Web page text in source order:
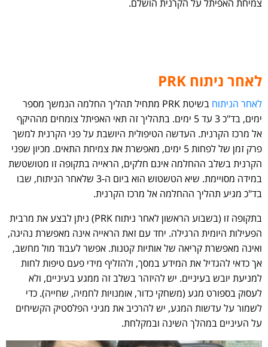
צמיחת האפיתל על הקרנית הושלם.
לאחר ניתוח PRK
לאחר הניתוח
בשיטת PRK מתחיל תהליך החלמה הנמשך מספר
ימים, בד"כ 3 עד 5 ימים. בתהליך זה תאי האפיתל צומחים מההיקף
אל מרכז הקרנית. העדשה הטיפולית היושבת על פני הקרנית למשך
פרק זמן של לפחות 5 ימים, מאפשרת את צמיחת התאים. מכיון שפני
הקרנית בשלב ההחלמה אינם חלקים, הראייה בתקופה זו מטושטשת
במידה מסויימת. שיא הטשטוש הוא ביום ה-3 שלאחר הניתוח, שבו
בד"כ מגיע תהליך ההחלמה אל מרכז הקרנית.
בתקופה זו (בשבוע הראשון לאחר ניתוח PRK) ניתן לבצע את מרבית
הפעילות היומית הרגילה. יחד עם זאת הראייה אינה מאפשרת נהיגה,
ואינה מאפשרת קריאה של אותיות קטנות. אפשר לעבוד מול מחשב,
אך כדאי להגדיל את המידע במסך, ולהזליף מידי פעם טיפות לחות
למניעת יובש בעיניים. יש להיזהר בשלב זה ממגע בעיניים, ולא
לעסוק בספורט מגע (משחקי כדור, אומנויות לחמיה, שחייה). כדי
לשמור על עדשות המגע, יש להרכיב את מגיני הפלסטיק הקשיחים
על העיניים במהלך השינה ובמקלחת.